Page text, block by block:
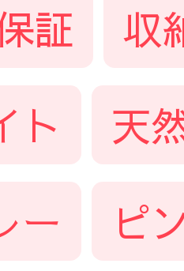
証
収
ト 天
ー ピ